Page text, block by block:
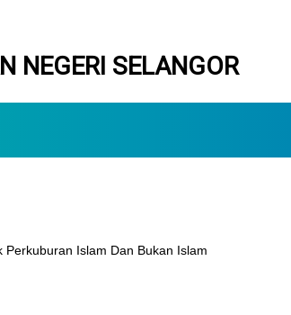
NEGERI SELANGOR
Perkuburan Islam Dan Bukan Islam